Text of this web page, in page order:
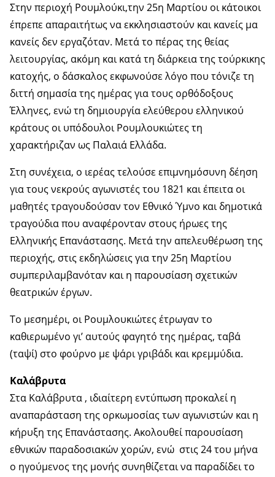
Στην περιοχή Ρουμλούκι,την 25η Μαρτίου οι κάτοικοι
έπρεπε απαραιτήτως να εκκλησιαστούν και κανείς μα
κανείς δεν εργαζόταν. Μετά το πέρας της θείας
λειτουργίας, ακόμη και κατά τη διάρκεια της τούρκικης
κατοχής, ο δάσκαλος εκφωνούσε λόγο που τόνιζε τη
διττή σημασία της ημέρας για τους ορθόδοξους
Έλληνες, ενώ τη δημιουργία ελεύθερου ελληνικού
κράτους οι υπόδουλοι Ρουμλουκιώτες τη
χαρακτήριζαν ως Παλαιά Ελλάδα.
Στη συνέχεια, ο ιερέας τελούσε επιμνημόσυνη δέηση
για τους νεκρούς αγωνιστές του 1821 και έπειτα οι
μαθητές τραγουδούσαν τον Εθνικό Ύμνο και δημοτικά
τραγούδια που αναφέρονταν στους ήρωες της
Ελληνικής Επανάστασης. Μετά την απελευθέρωση της
περιοχής, στις εκδηλώσεις για την 25η Μαρτίου
συμπεριλαμβανόταν και η παρουσίαση σχετικών
θεατρικών έργων.
Το μεσημέρι, οι Ρουμλουκιώτες έτρωγαν το
καθιερωμένο γι’ αυτούς φαγητό της ημέρας, ταβά
(ταψί) στο φούρνο με ψάρι γριβάδι και κρεμμύδια.
Καλάβρυτα
Στα Καλάβρυτα , ιδιαίτερη εντύπωση προκαλεί η
αναπαράσταση της ορκωμοσίας των αγωνιστών και η
κήρυξη της Επανάστασης. Ακολουθεί παρουσίαση
εθνικών παραδοσιακών χορών, ενώ στις 24 του μήνα
ο ηγούμενος της μονής συνηθίζεται να παραδίδει το